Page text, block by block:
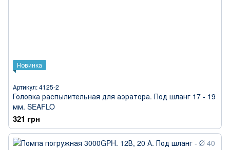
Новинка
Артикул: 4125-2
Головка распылительная для аэратора. Под шланг 17 - 19
мм. SEAFLO
321 грн